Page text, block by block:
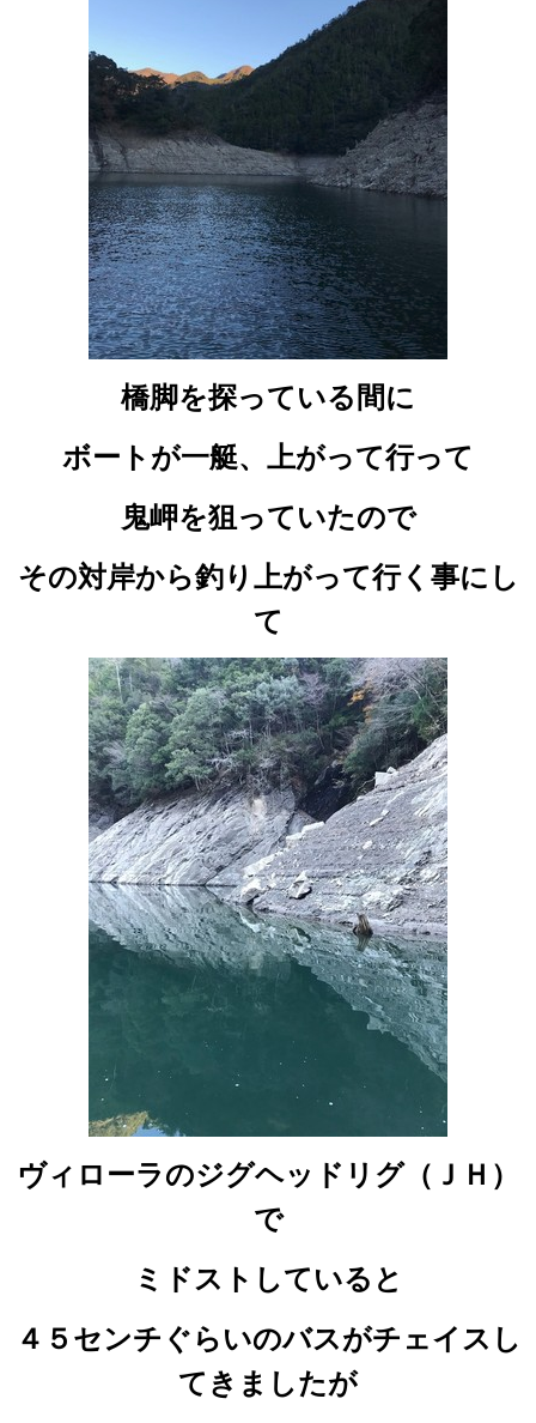
橋脚を探っている間に
ボートが一艇、上がって行って
鬼岬を狙っていたので
その対岸から釣り上がって行く事にし
て
ヴィローラのジグヘッドリグ（ＪＨ）
で
ミドストしていると
４５センチぐらいのバスがチェイスし
てきましたが